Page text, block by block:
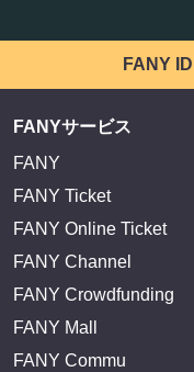
FANY
FANYサービス
FANY
FANY Ticket
FANY Online Ticket
FANY Channel
FANY Crowdfunding
FANY Mall
FANY Commu